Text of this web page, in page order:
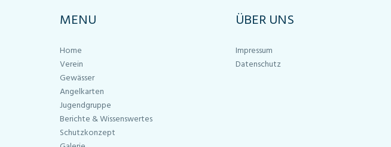
MENU
Home
Verein
Gewässer
Angelkarten
Jugendgruppe
Berichte & Wissenswertes
Schutzkonzept
ÜBER UNS
Impressum
Datenschutz